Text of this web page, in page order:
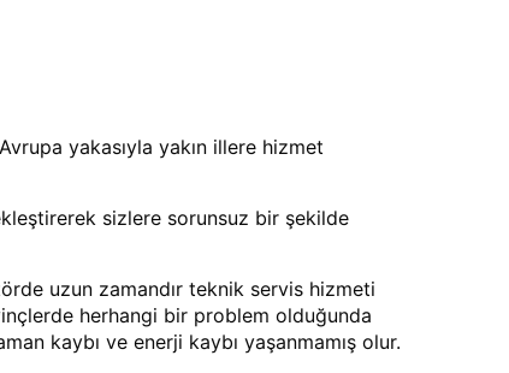
yakasıyla yakın illere hizmet
sizlere sorunsuz bir şekilde
uzun zamandır teknik servis hizmeti
herhangi bir problem olduğunda
kaybı ve enerji kaybı yaşanmamış olur.